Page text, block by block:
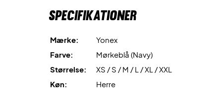
Specifikationer
Mærke:
Yonex
Farve:
Mørkeblå (Navy)
Størrelse:
XS / S / M / L / XL / XXL
Køn:
Herre